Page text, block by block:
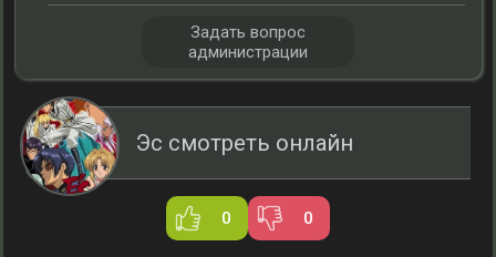
Эс смотреть онлайн
0 0
Задать вопрос
администрации